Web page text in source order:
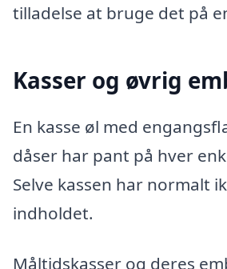
tilladelse at bruge det på
Kasser og øvrig
En kasse øl med
dåser har pant på hver
Selve kassen har normalt
indholdet.
Måltidskasser og deres